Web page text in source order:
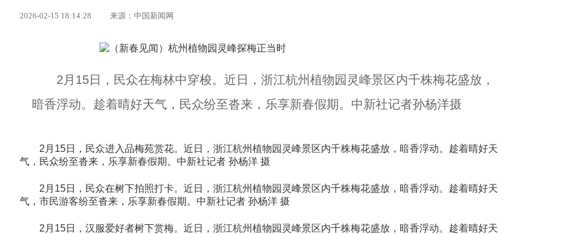
2026-02-15 18:14:28 来源：中国新闻网
2月15日，民众在梅林中穿梭。近日，浙江杭州植物园灵峰景区内千株梅花盛放，
暗香浮动。趁着晴好天气，民众纷至沓来，乐享新春假期。中新社记者孙杨洋摄
2月15日，民众进入品梅苑赏花。近日，浙江杭州植物园灵峰景区内千株梅花盛放，暗香浮动。趁着晴好天
气，民众纷至沓来，乐享新春假期。中新社记者 孙杨洋 摄
2月15日，民众在树下拍照打卡。近日，浙江杭州植物园灵峰景区内千株梅花盛放，暗香浮动。趁着晴好天
气，市民游客纷至沓来，乐享新春假期。中新社记者 孙杨洋 摄
2月15日，汉服爱好者树下赏梅。近日，浙江杭州植物园灵峰景区内千株梅花盛放，暗香浮动。趁着晴好天